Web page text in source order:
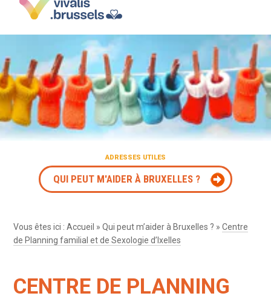
ADRESSES UTILES
QUI PEUT M'AIDER À BRUXELLES ?
Vous êtes ici :Accueil »Qui peut m’aider à Bruxelles ? »Centre
de Planning familial et de Sexologie d’Ixelles
CENTRE DE PLANNING